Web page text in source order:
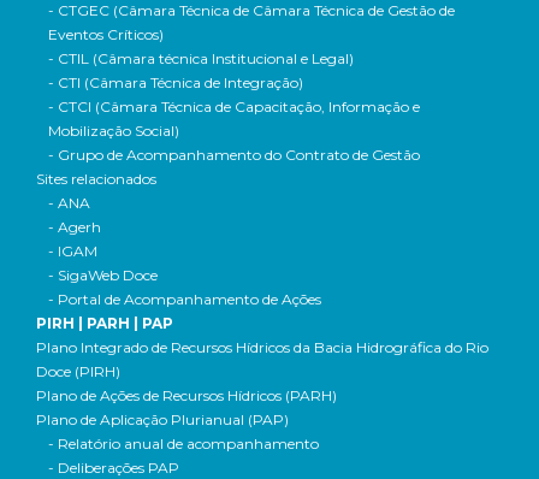
- CTGEC (Câmara Técnica de Câmara Técnica de Gestão de
Eventos Críticos)
- CTIL (Câmara técnica Institucional e Legal)
- CTI (Câmara Técnica de Integração)
- CTCI (Câmara Técnica de Capacitação, Informação e
Mobilização Social)
- Grupo de Acompanhamento do Contrato de Gestão
Sites relacionados
- ANA
- Agerh
- IGAM
- SigaWeb Doce
- Portal de Acompanhamento de Ações
PIRH | PARH | PAP
Plano Integrado de Recursos Hídricos da Bacia Hidrográfica do Rio
Doce (PIRH)
Plano de Ações de Recursos Hídricos (PARH)
Plano de Aplicação Plurianual (PAP)
- Relatório anual de acompanhamento
- Deliberações PAP